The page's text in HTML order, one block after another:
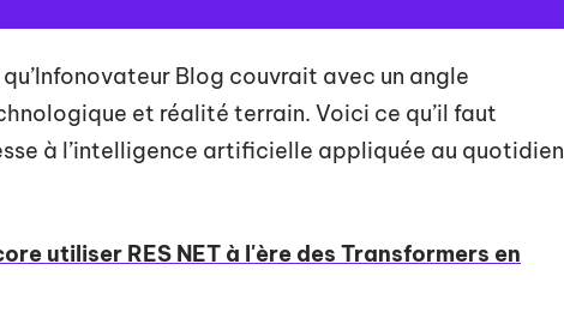
Blog couvrait avec un angle
et réalité terrain. Voici ce qu’il faut
à l’intelligence artificielle appliquée au quotidien
utiliser RES NET à l'ère des Transformers en